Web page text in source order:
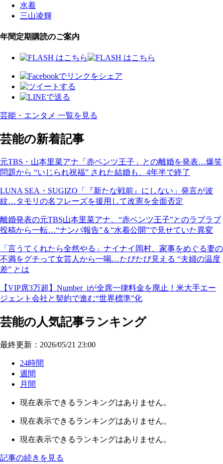
水着
三山凌輝
年間定期購読のご案内
芸能・エンタメ 一覧を見る
芸能の新着記事
元TBS・山本里菜アナ「赤ベンツ王子」との離婚を発表…爆笑
問題から “いじられ祝福” された結婚も、4年半で終了
LUNA SEA・SUGIZO「『新たな戦前』にしない」発言が波
紋…タモリの名フレーズを援用して改憲を全面否定
離婚発表の元TBS山本里菜アナ、“赤ベンツ王子”とのラブラブ
投稿から一転…“ナンパ報告”＆“水着公開”で見せていた異変
「言うてくれたら全然やる」ナイナイ岡村、家事をめぐる妻の
不満をグチって女芸人から一喝…たびたび見える “夫婦の温度
差” とは
【VIP席3万超】Number_iが全席一律料金を廃止！米大手エー
ジェント会社と契約で進む“世界標準”化
芸能の人気記事ランキング
最終更新：2026/05/21 23:00
24時間
週間
月間
現在表示できるランキングはありません。
現在表示できるランキングはありません。
現在表示できるランキングはありません。
記事の続きを見る